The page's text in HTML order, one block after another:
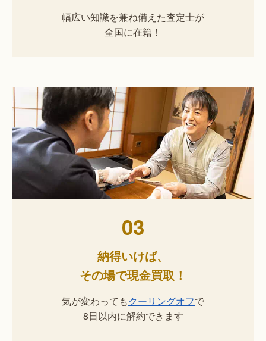
幅広い知識を兼ね備えた査定士が
全国に在籍！
03
納得いけば、
その場で現金買取！
気が変わってもクーリングオフで
8日以内に解約できます